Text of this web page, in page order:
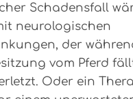
Schadensfall
neurologischen
der
vom Pferd
Oder ein